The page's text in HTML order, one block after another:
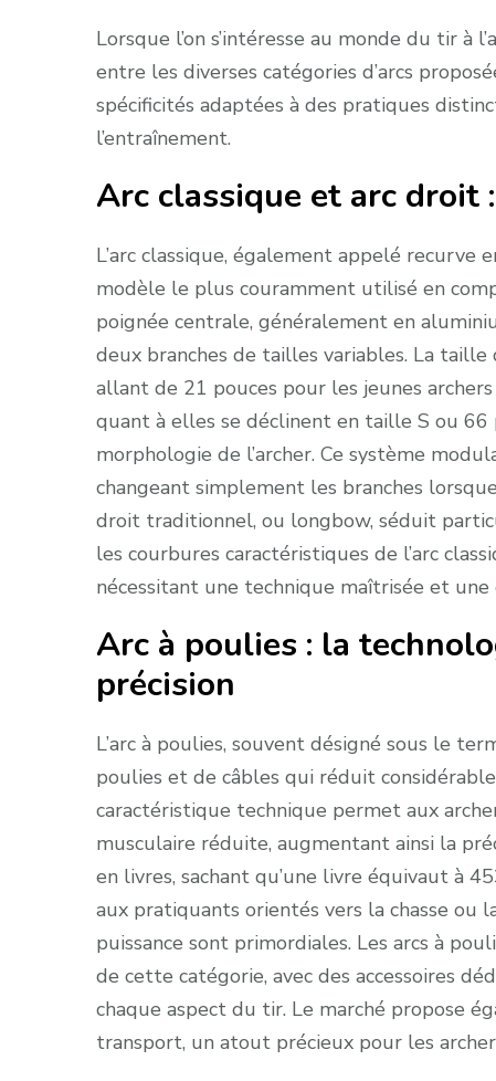
Lorsque l’on s’intéresse au monde du tir à
entre les diverses catégories d’arcs
spécificités adaptées à des pratiques
l’entraînement.
Arc classique et arc
L’arc classique, également appelé recurve
modèle le plus couramment utilisé en
poignée centrale, généralement en
deux branches de tailles variables. La
allant de 21 pouces pour les jeunes
quant à elles se déclinent en taille S ou 66
morphologie de l’archer. Ce système
changeant simplement les branches
droit traditionnel, ou longbow, séduit
les courbures caractéristiques de l’arc
nécessitant une technique maîtrisée et
Arc à poulies : la
précision
L’arc à poulies, souvent désigné sous le
poulies et de câbles qui réduit
caractéristique technique permet aux
musculaire réduite, augmentant ainsi la
en livres, sachant qu’une livre équivaut à
aux pratiquants orientés vers la chasse ou
puissance sont primordiales. Les arcs à
de cette catégorie, avec des accessoires
chaque aspect du tir. Le marché propose
transport, un atout précieux pour les